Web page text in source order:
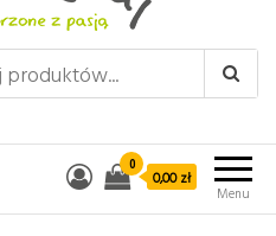
Pomoce edukacyjne tworzone z
pasją
Menu
0
0,00 zł